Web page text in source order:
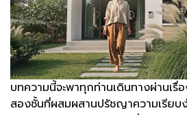
บทความนี้จะพาทุกท่านเดินทางผ่านเรื่
สองชั้นที่ผสมผสานปรัชญาความเรียบ